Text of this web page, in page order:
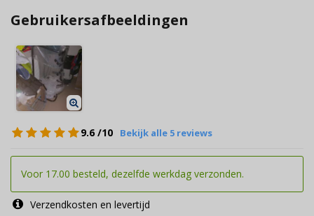
Gebruikersafbeeldingen
9.6 /10 Bekijk alle 5 reviews
Voor 17.00 besteld, dezelfde werkdag verzonden.
Verzendkosten en levertijd